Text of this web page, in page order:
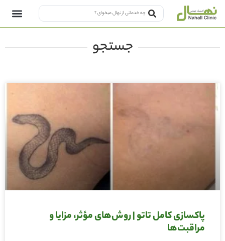
جستجو
پاکسازی کامل تاتو | روش‌های مؤثر، مزایا و
مراقبت‌ها